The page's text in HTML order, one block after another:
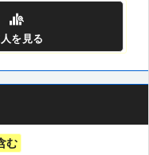
を見る
む